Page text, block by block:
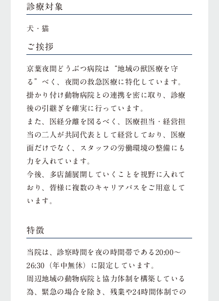
診療対象
犬・猫
ご挨拶
京葉夜間どうぶつ病院は“地域の獣医療を守
る”べく、夜間の救急医療に特化しています。
掛かり付け動物病院との連携を密に取り、診療
後の引継ぎを確実に行っています。
また、医経分離を図るべく、医療担当・経営担
当の二人が共同代表として経営しており、医療
面だけでなく、スタッフの労働環境の整備にも
力を入れています。
今後、多店舗展開していくことを視野に入れて
おり、皆様に複数のキャリアパスをご用意して
います。
特徴
当院は、診察時間を夜の時間帯である20:00〜
26:30（年中無休）に限定しています。
周辺地域の動物病院と協力体制を構築している
為、緊急の場合を除き、残業や24時間体制での